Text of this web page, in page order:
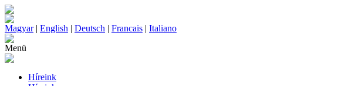
Magyar| English | Deutsch | Francais | Italiano
Menü
Híreink